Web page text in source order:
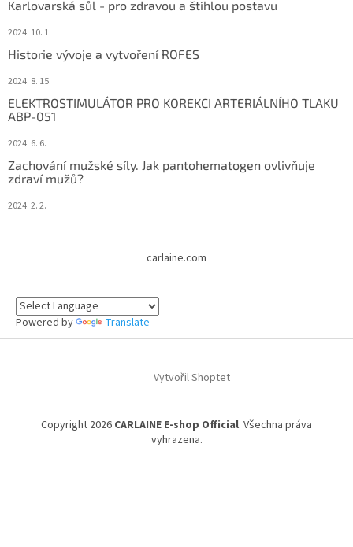
Karlovarská sůl - pro zdravou a štíhlou postavu
2024. 10. 1.
Historie vývoje a vytvoření ROFES
2024. 8. 15.
ELEKTROSTIMULÁTOR PRO KOREKCI ARTERIÁLNÍHO TLAKU
ABP-051
2024. 6. 6.
Zachování mužské síly. Jak pantohematogen ovlivňuje
zdraví mužů?
2024. 2. 2.
carlaine.com
Powered by Translate
Vytvořil Shoptet
Copyright 2026 CARLAINE E-shop Official. Všechna práva
vyhrazena.